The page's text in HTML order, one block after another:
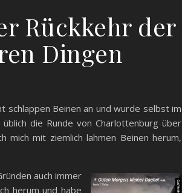
Rückkehr der
Dingen
Beinen an und wurde selbst im
die Runde von Charlottenburg über
mich mit ziemlich lahmen Beinen herum,
auch immer
herum und habe